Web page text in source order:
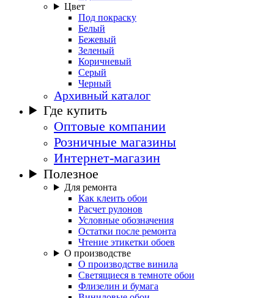
Цвет
Под покраску
Белый
Бежевый
Зеленый
Коричневый
Серый
Черный
Архивный каталог
Где купить
Оптовые компании
Розничные магазины
Интернет-магазин
Полезное
Для ремонта
Как клеить обои
Расчет рулонов
Условные обозначения
Остатки после ремонта
Чтение этикетки обоев
О производстве
О производстве винила
Светящиеся в темноте обои
Флизелин и бумага